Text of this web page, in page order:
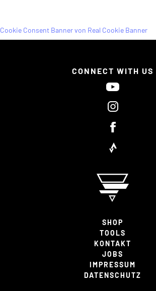
CONNECT WITH US
SHOP
TOOLS
KONTAKT
JOBS
IMPRESSUM
DATENSCHUTZ
Cookie Consent Banner von Real Cookie Banner